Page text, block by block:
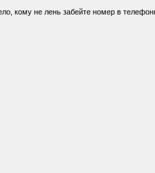
кому не лень забейте номер в